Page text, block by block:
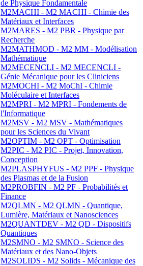
de Physique Fondamentale
M2MACHI - M2 MACHI - Chimie des
Matériaux et Interfaces
M2MARES - M2 PBR - Physique par
Recherche
M2MATHMOD - M2 MM - Modélisation
Mathématique
M2MECENCLI - M2 MECENCLI -
Génie Mécanique pour les Cliniciens
M2MOCHI - M2 MoChI - Chimie
Moléculaire et Interfaces
M2MPRI - M2 MPRI - Fondements de
l'Informatique
M2MSV - M2 MSV - Mathématiques
pour les Sciences du Vivant
M2OPTIM - M2 OPT - Optimisation
M2PIC - M2 PIC - Projet, Innovation,
Conception
M2PLASPHYFUS - M2 PPF - Physique
des Plasmas et de la Fusion
M2PROBFIN - M2 PF - Probabilités et
Finance
M2QLMN - M2 QLMN - Quantique,
Lumière, Matériaux et Nanosciences
M2QUANTDEV - M2 QD - Dispositifs
Quantiques
M2SMNO - M2 SMNO - Science des
Matériaux et des Nano-Objets
M2SOLIDS - M2 Solids - Mécanique des